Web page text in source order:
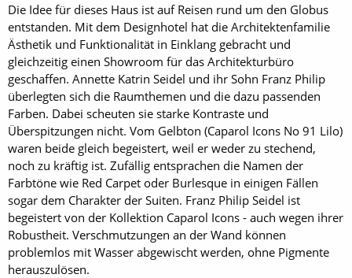
Die Idee für dieses Haus ist auf Reisen rund um den Globus
entstanden. Mit dem Designhotel hat die Architektenfamilie
Ästhetik und Funktionalität in Einklang gebracht und
gleichzeitig einen Showroom für das Architekturbüro
geschaffen. Annette Katrin Seidel und ihr Sohn Franz Philip
überlegten sich die Raumthemen und die dazu passenden
Farben. Dabei scheuten sie starke Kontraste und
Überspitzungen nicht. Vom Gelbton (Caparol Icons No 91 Lilo)
waren beide gleich begeistert, weil er weder zu stechend,
noch zu kräftig ist. Zufällig entsprachen die Namen der
Farbtöne wie Red Carpet oder Burlesque in einigen Fällen
sogar dem Charakter der Suiten. Franz Philip Seidel ist
begeistert von der Kollektion Caparol Icons - auch wegen ihrer
Robustheit. Verschmutzungen an der Wand können
problemlos mit Wasser abgewischt werden, ohne Pigmente
herauszulösen.